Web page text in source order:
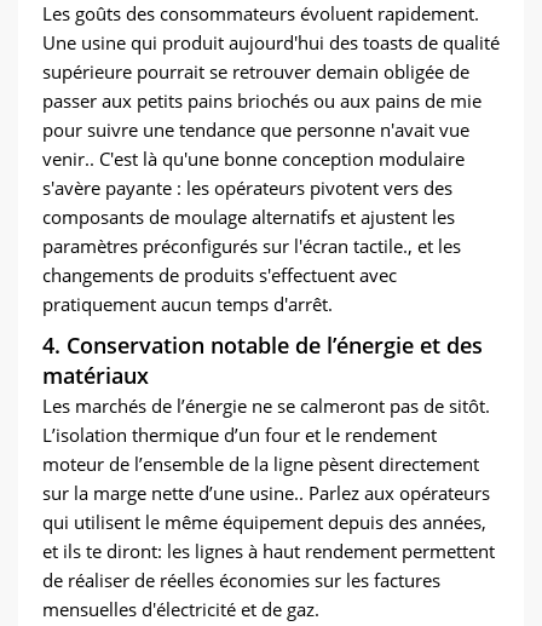
Les goûts des consommateurs évoluent rapidement.
Une usine qui produit aujourd'hui des toasts de qualité
supérieure pourrait se retrouver demain obligée de
passer aux petits pains briochés ou aux pains de mie
pour suivre une tendance que personne n'avait vue
venir.. C'est là qu'une bonne conception modulaire
s'avère payante : les opérateurs pivotent vers des
composants de moulage alternatifs et ajustent les
paramètres préconfigurés sur l'écran tactile., et les
changements de produits s'effectuent avec
pratiquement aucun temps d'arrêt.
4. Conservation notable de l’énergie et des
matériaux
Les marchés de l’énergie ne se calmeront pas de sitôt.
L’isolation thermique d’un four et le rendement
moteur de l’ensemble de la ligne pèsent directement
sur la marge nette d’une usine.. Parlez aux opérateurs
qui utilisent le même équipement depuis des années,
et ils te diront: les lignes à haut rendement permettent
de réaliser de réelles économies sur les factures
mensuelles d'électricité et de gaz.